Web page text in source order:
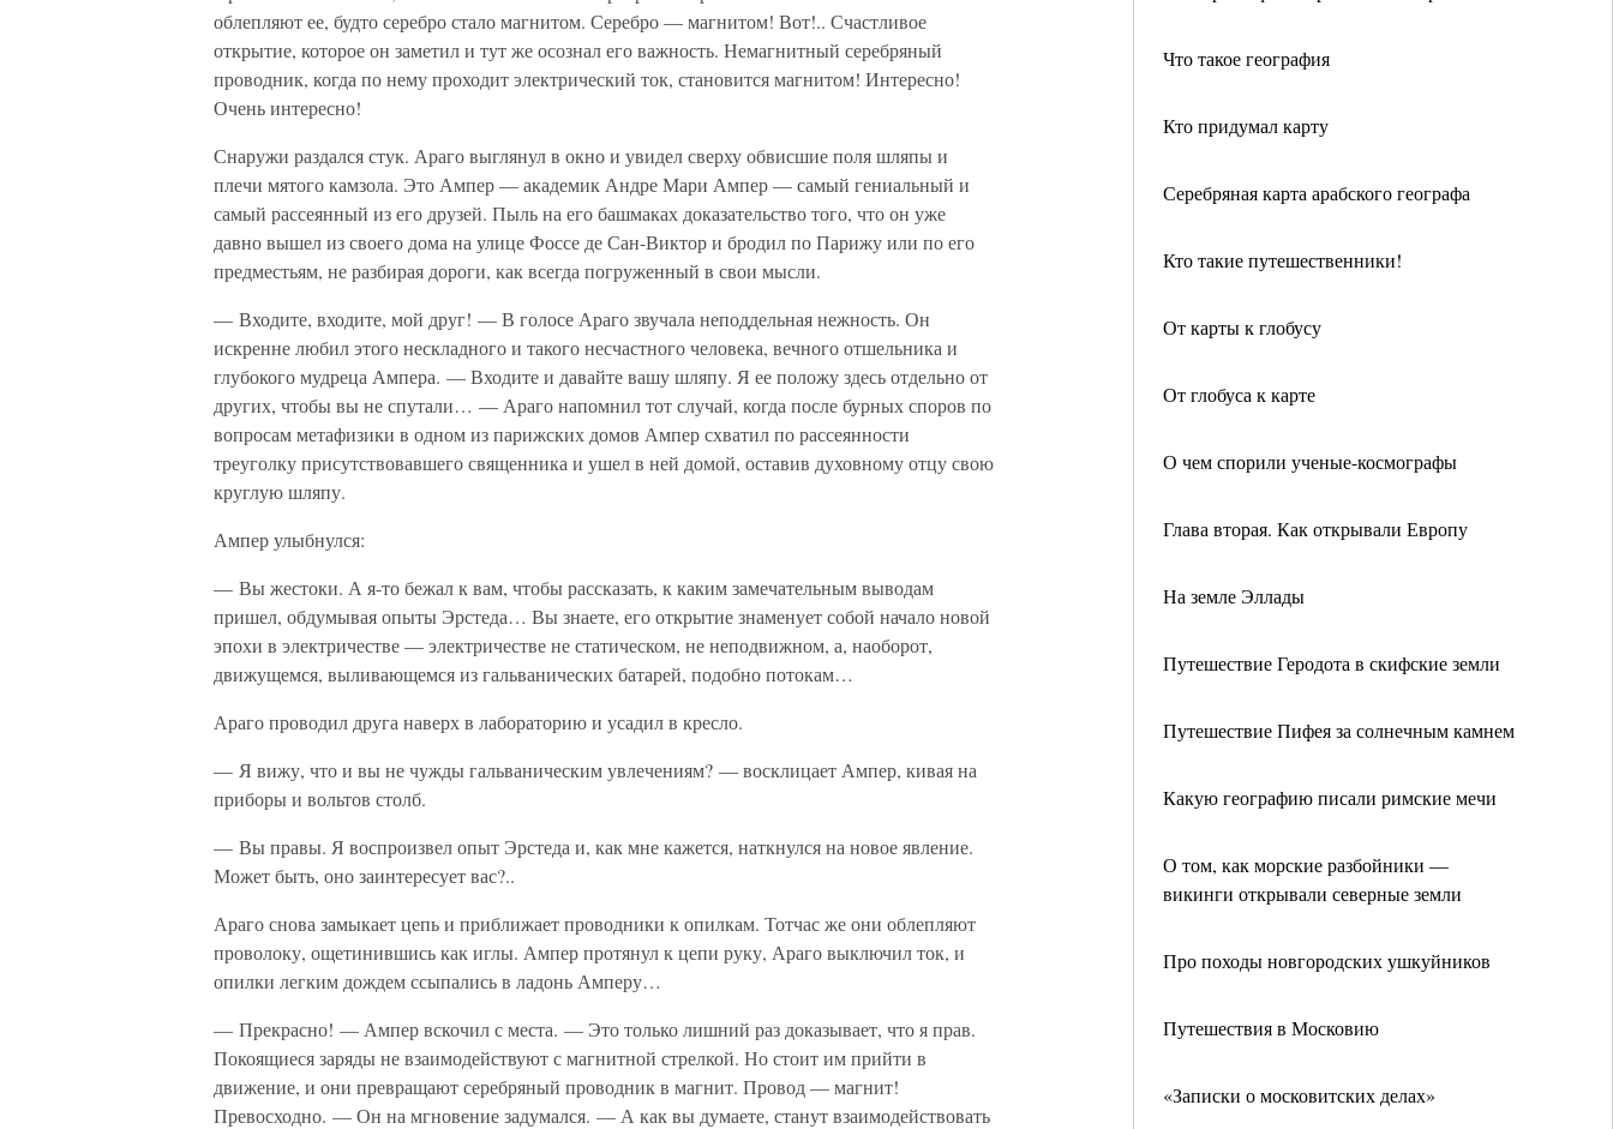
Что такое география
Кто придумал карту
Серебряная карта арабского географа
Кто такие путешественники!
От карты к глобусу
От глобуса к карте
О чем спорили ученые-космографы
Глава вторая. Как открывали Европу
На земле Эллады
Путешествие Геродота в скифские земли
Путешествие Пифея за солнечным камнем
Какую географию писали римские мечи
О том, как морские разбойники —
викинги открывали северные земли
Про походы новгородских ушкуйников
Путешествия в Московию
«Записки о московитских делах»
облепляют ее, будто серебро стало магнитом. Серебро — магнитом! Вот!.. Счастливое
открытие, которое он заметил и тут же осознал его важность. Немагнитный серебряный
проводник, когда по нему проходит электрический ток, становится магнитом! Интересно!
Очень интересно!
Снаружи раздался стук. Араго выглянул в окно и увидел сверху обвисшие поля шляпы и
плечи мятого камзола. Это Ампер — академик Андре Мари Ампер — самый гениальный и
самый рассеянный из его друзей. Пыль на его башмаках доказательство того, что он уже
давно вышел из своего дома на улице Фоссе де Сан-Виктор и бродил по Парижу или по его
предместьям, не разбирая дороги, как всегда погруженный в свои мысли.
— Входите, входите, мой друг! — В голосе Араго звучала неподдельная нежность. Он
искренне любил этого нескладного и такого несчастного человека, вечного отшельника и
глубокого мудреца Ампера. — Входите и давайте вашу шляпу. Я ее положу здесь отдельно от
других, чтобы вы не спутали… — Араго напомнил тот случай, когда после бурных споров по
вопросам метафизики в одном из парижских домов Ампер схватил по рассеянности
треуголку присутствовавшего священника и ушел в ней домой, оставив духовному отцу свою
круглую шляпу.
Ампер улыбнулся:
— Вы жестоки. А я-то бежал к вам, чтобы рассказать, к каким замечательным выводам
пришел, обдумывая опыты Эрстеда… Вы знаете, его открытие знаменует собой начало новой
эпохи в электричестве — электричестве не статическом, не неподвижном, а, наоборот,
движущемся, выливающемся из гальванических батарей, подобно потокам…
Араго проводил друга наверх в лабораторию и усадил в кресло.
— Я вижу, что и вы не чужды гальваническим увлечениям? — восклицает Ампер, кивая на
приборы и вольтов столб.
— Вы правы. Я воспроизвел опыт Эрстеда и, как мне кажется, наткнулся на новое явление.
Может быть, оно заинтересует вас?..
Араго снова замыкает цепь и приближает проводники к опилкам. Тотчас же они облепляют
проволоку, ощетинившись как иглы. Ампер протянул к цепи руку, Араго выключил ток, и
опилки легким дождем ссыпались в ладонь Амперу…
— Прекрасно! — Ампер вскочил с места. — Это только лишний раз доказывает, что я прав.
Покоящиеся заряды не взаимодействуют с магнитной стрелкой. Но стоит им прийти в
движение, и они превращают серебряный проводник в магнит. Провод — магнит!
Превосходно. — Он на мгновение задумался. — А как вы думаете, станут взаимодействовать